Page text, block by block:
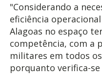
"Considerando a
eficiência
Alagoas no espaço
competência, com a
militares em todos
porquanto verifica-